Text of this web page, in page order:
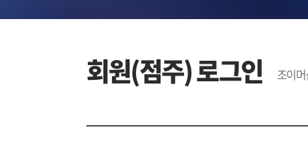
회원(점주) 로그인 조이